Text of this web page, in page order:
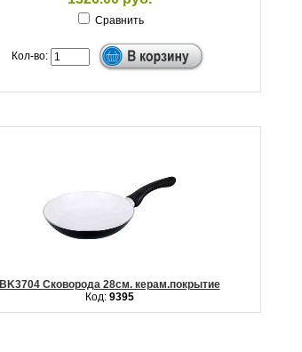
Сравнить
Кол-во:
BK3704 Сковорода 28см. керам.покрытие
Код: 9395